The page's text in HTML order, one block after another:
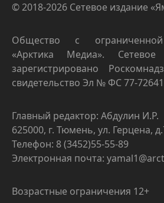
© 2018-2026 Сетевое издание
Общество с ограниченной
«Арктика Медиа».
зарегистрировано
свидетельство Эл № ФС 77-72641
Главный редактор: Абдулин И.Р.
625000, г. Тюмень, ул. Герцена,
Телефон: 8 (3452)55-55-89
Электронная почта:
Возрастные ограничения 12+